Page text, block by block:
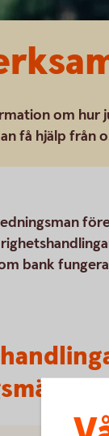
om
få hjälp från
bank